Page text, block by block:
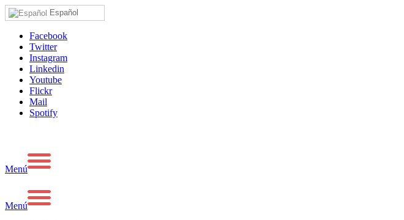
Español
Facebook
Twitter
Instagram
Linkedin
Youtube
Flickr
Mail
Spotify
Menú
Menú